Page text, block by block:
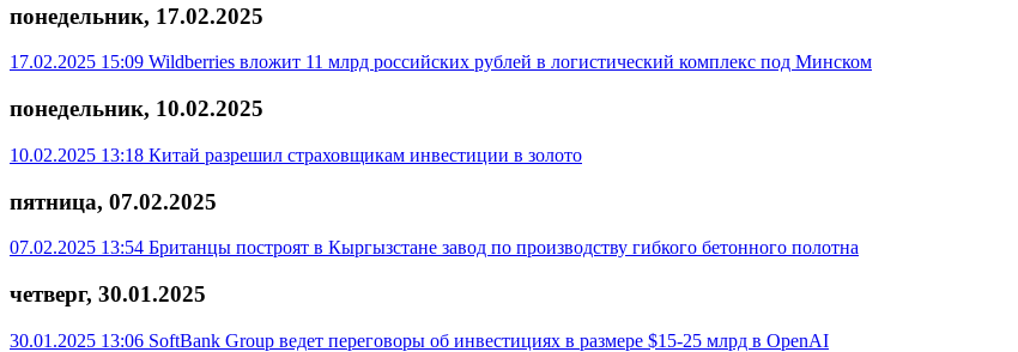
понедельник, 17.02.2025
17.02.2025 15:09 Wildberries вложит 11 млрд российских рублей в логистический комплекс под Минском
понедельник, 10.02.2025
10.02.2025 13:18 Китай разрешил страховщикам инвестиции в золото
пятница, 07.02.2025
07.02.2025 13:54 Британцы построят в Кыргызстане завод по производству гибкого бетонного полотна
четверг, 30.01.2025
30.01.2025 13:06 SoftBank Group ведет переговоры об инвестициях в размере $15-25 млрд в OpenAI